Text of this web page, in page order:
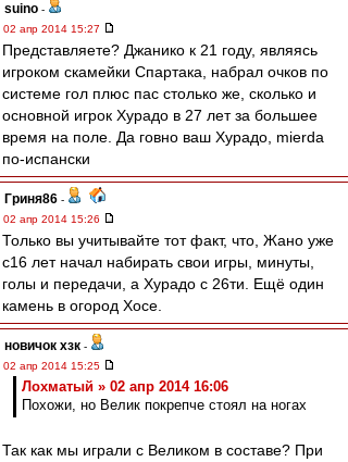
suino -
02 апр 2014 15:27
Представляете? Джанико к 21 году, являясь
игроком скамейки Спартака, набрал очков по
системе гол плюс пас столько же, сколько и
основной игрок Хурадо в 27 лет за большее
время на поле. Да говно ваш Хурадо, mierda
по-испански
Гриня86 -
02 апр 2014 15:26
Только вы учитывайте тот факт, что, Жано уже
с16 лет начал набирать свои игры, минуты,
голы и передачи, а Хурадо с 26ти. Ещё один
камень в огород Хосе.
новичок хзк -
02 апр 2014 15:25
Лохматый » 02 апр 2014 16:06
Похожи, но Велик покрепче стоял на ногах
Так как мы играли с Великом в составе? При